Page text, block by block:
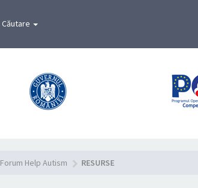
Căutare
Forum Help Autism RESURSE